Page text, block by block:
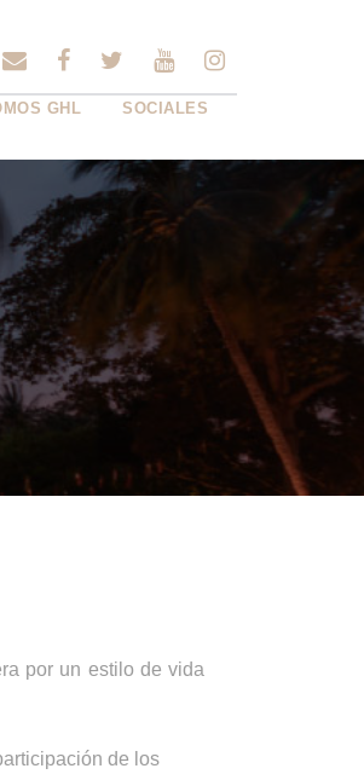
GHL SOCIALES
por un estilo de vida
de los